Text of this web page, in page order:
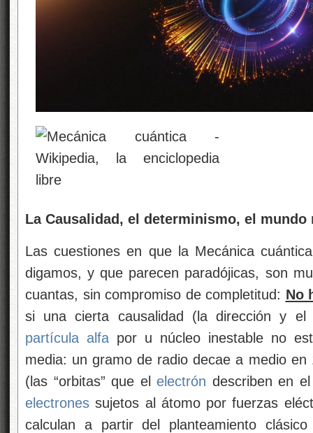
La Causalidad, el determinismo, el
Las cuestiones en que la Mecánica
digamos, y que parecen paradójicas, son
cuantas, sin compromiso de completitud: No
si una cierta causalidad (la dirección y
partícula alfa por u núcleo inestable no
media: un gramo de radio decae a medio
(las “orbitas” que el electrón describen en
electrones sujetos al átomo por fuerzas
calculan a partir del planteamiento